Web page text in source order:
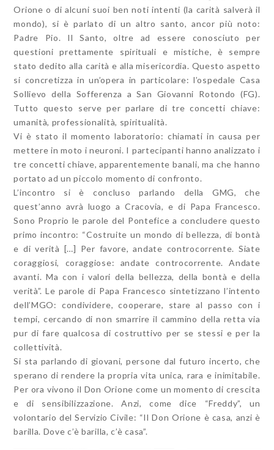
Orione o di alcuni suoi ben noti intenti (la carità salverà il
mondo), si è parlato di un altro santo, ancor più noto:
Padre Pio. Il Santo, oltre ad essere conosciuto per
questioni prettamente spirituali e mistiche, è sempre
stato dedito alla carità e alla misericordia. Questo aspetto
si concretizza in un’opera in particolare: l’ospedale Casa
Sollievo della Sofferenza a San Giovanni Rotondo (FG).
Tutto questo serve per parlare di tre concetti chiave:
umanità, professionalità, spiritualità.
Vi è stato il momento laboratorio: chiamati in causa per
mettere in moto i neuroni. I partecipanti hanno analizzato i
tre concetti chiave, apparentemente banali, ma che hanno
portato ad un piccolo momento di confronto.
L’incontro si è concluso parlando della GMG, che
quest’anno avrà luogo a Cracovia, e di Papa Francesco.
Sono Proprio le parole del Pontefice a concludere questo
primo incontro: “Costruite un mondo di bellezza, di bontà
e di verità […] Per favore, andate controcorrente. Siate
coraggiosi, coraggiose: andate controcorrente. Andate
avanti. Ma con i valori della bellezza, della bontà e della
verità”. Le parole di Papa Francesco sintetizzano l’intento
dell’MGO: condividere, cooperare, stare al passo con i
tempi, cercando di non smarrire il cammino della retta via
pur di fare qualcosa di costruttivo per se stessi e per la
collettività.
Si sta parlando di giovani, persone dal futuro incerto, che
sperano di rendere la propria vita unica, rara e inimitabile.
Per ora vivono il Don Orione come un momento di crescita
e di sensibilizzazione. Anzi, come dice “Freddy”, un
volontario del Servizio Civile: “Il Don Orione è casa, anzi è
barilla. Dove c’è barilla, c’è casa”.